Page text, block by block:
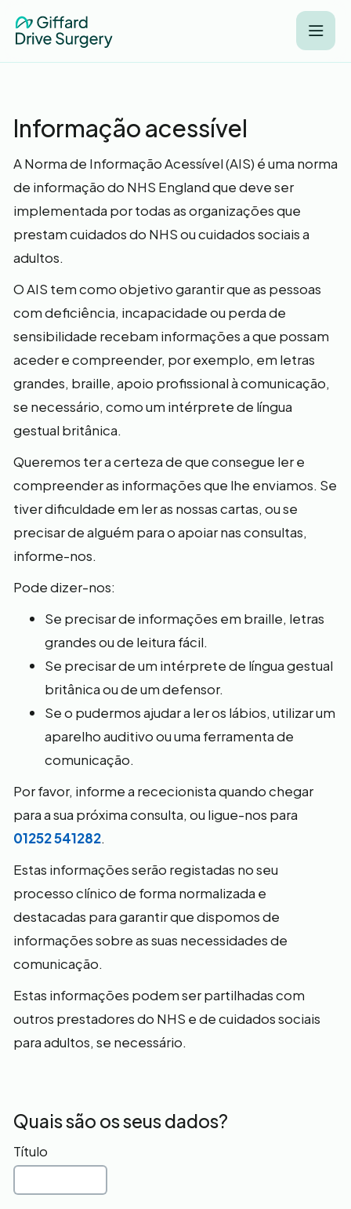
Informação acessível
A Norma de Informação Acessível (AIS) é uma norma
de informação do NHS England que deve ser
implementada por todas as organizações que
prestam cuidados do NHS ou cuidados sociais a
adultos.
O AIS tem como objetivo garantir que as pessoas
com deficiência, incapacidade ou perda de
sensibilidade recebam informações a que possam
aceder e compreender, por exemplo, em letras
grandes, braille, apoio profissional à comunicação,
se necessário, como um intérprete de língua
gestual britânica.
Queremos ter a certeza de que consegue ler e
compreender as informações que lhe enviamos. Se
tiver dificuldade em ler as nossas cartas, ou se
precisar de alguém para o apoiar nas consultas,
informe-nos.
Pode dizer-nos:
Se precisar de informações em braille, letras
grandes ou de leitura fácil.
Se precisar de um intérprete de língua gestual
britânica ou de um defensor.
Se o pudermos ajudar a ler os lábios, utilizar um
aparelho auditivo ou uma ferramenta de
comunicação.
Por favor, informe a rececionista quando chegar
para a sua próxima consulta, ou ligue-nos para
01252 541282.
Estas informações serão registadas no seu
processo clínico de forma normalizada e
destacadas para garantir que dispomos de
informações sobre as suas necessidades de
comunicação.
Estas informações podem ser partilhadas com
outros prestadores do NHS e de cuidados sociais
para adultos, se necessário.
Quais são os seus dados?
Título